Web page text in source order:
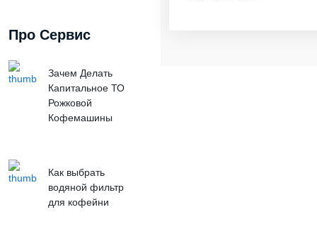
Про Сервис
Зачем Делать
Капитальное ТО
Рожковой
Кофемашины
Как выбрать
водяной фильтр
для кофейни